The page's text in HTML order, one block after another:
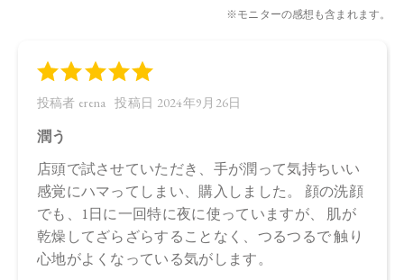
4570106732786
【店舗発売日】
Biople 2024/6/1
Make↗Kitchen 2024/6/1
※店舗での取り扱いや詳しい在庫状況につきましては、各店
舗にお問い合わせください。
※発売日は予告なく変更する可能性がございます。予めご了
承ください。